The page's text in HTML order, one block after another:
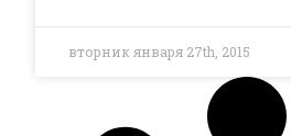
вторник января 27th, 2015